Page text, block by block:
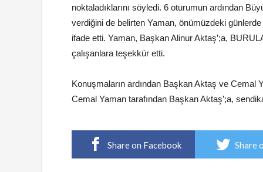
noktaladıklarını söyledi. 6 oturumun ardından
verdiğini de belirten Yaman, önümüzdeki günlerde
ifade etti. Yaman, Başkan Alinur Aktaş’;a,
çalışanlara teşekkür etti.
Konuşmaların ardından Başkan Aktaş ve Cemal
Cemal Yaman tarafından Başkan Aktaş’;a,
Share on Facebook Share